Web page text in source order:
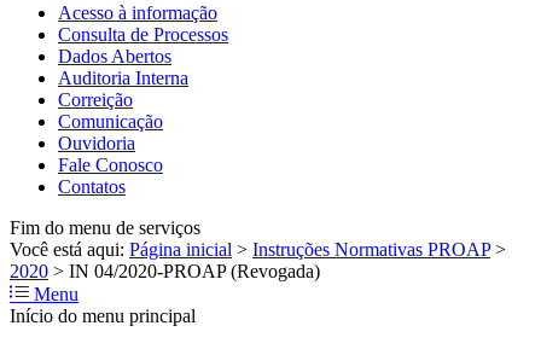
Acesso à informação
Consulta de Processos
Dados Abertos
Auditoria Interna
Correição
Comunicação
Ouvidoria
Fale Conosco
Contatos
Fim do menu de serviços
Você está aqui: Página inicial > Instruções Normativas PROAP >
2020 > IN 04/2020-PROAP (Revogada)
Menu
Início do menu principal